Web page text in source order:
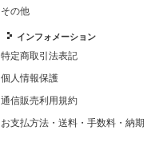
その他
インフォメーション
特定商取引法表記
個人情報保護
通信販売利用規約
お支払方法・送料・手数料・納期